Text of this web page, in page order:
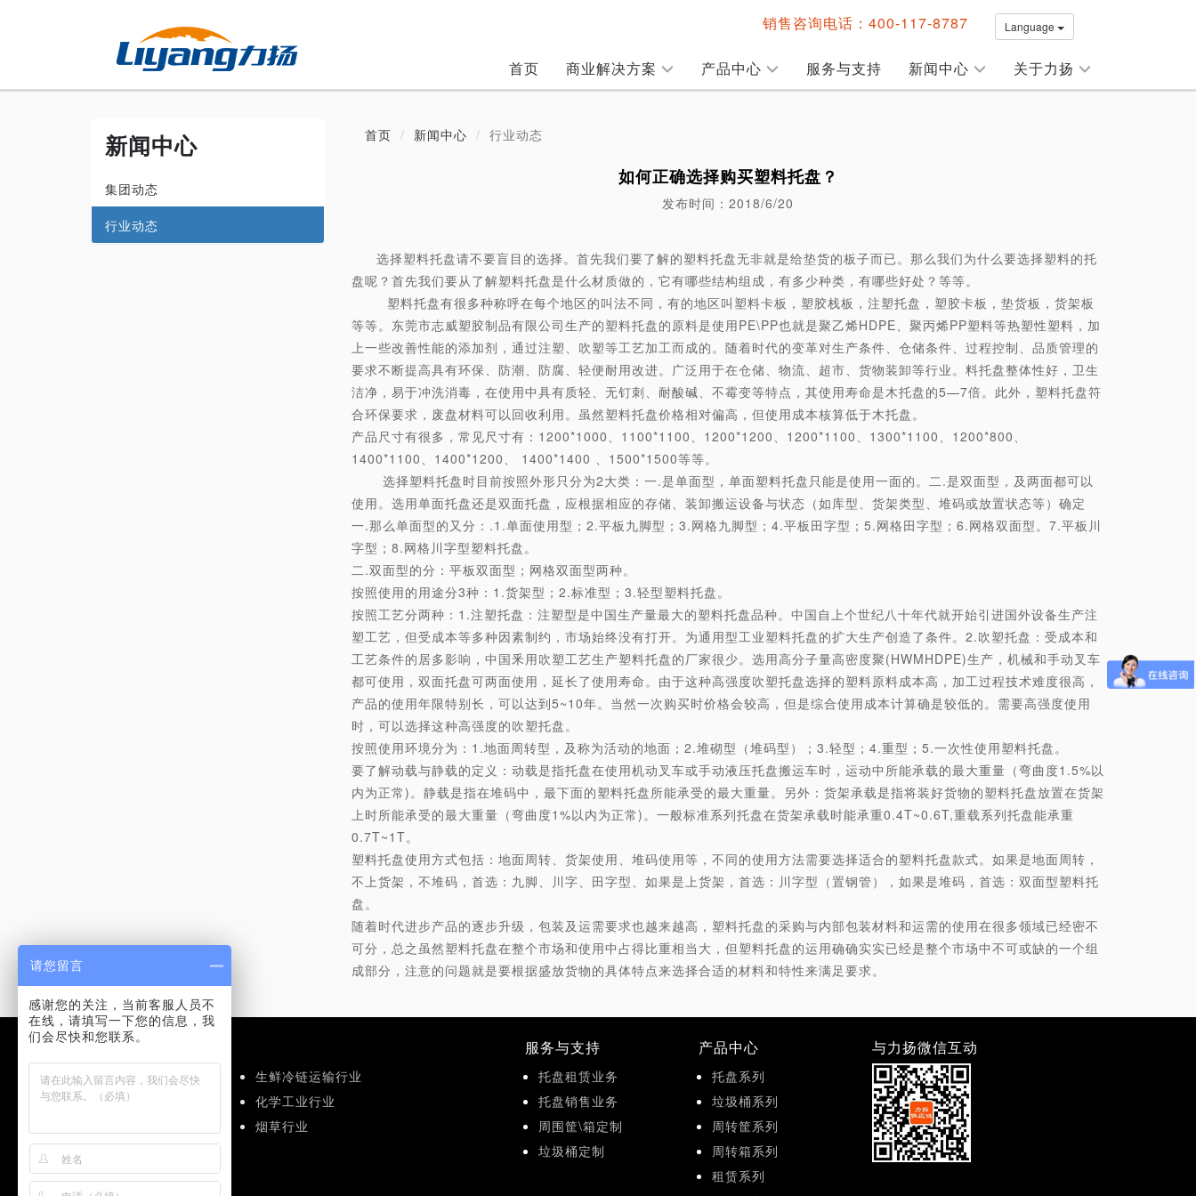
销售咨询电话：400-117-8787 Language
首页 商业解决方案 产品中心 服务与支持 新闻中心 关于力扬
新闻中心
集团动态
行业动态
首页 新闻中心 行业动态
如何正确选择购买塑料托盘？
发布时间：2018/6/20
选择塑料托盘请不要盲目的选择。首先我们要了解的塑料托盘无非就是给垫货的板子而已。那么我们为什么要选择塑料的托
盘呢？首先我们要从了解塑料托盘是什么材质做的，它有哪些结构组成，有多少种类，有哪些好处？等等。
塑料托盘有很多种称呼在每个地区的叫法不同，有的地区叫塑料卡板，塑胶栈板，注塑托盘，塑胶卡板，垫货板，货架板
等等。东莞市志威塑胶制品有限公司生产的塑料托盘的原料是使用PE\PP也就是聚乙烯HDPE、聚丙烯PP塑料等热塑性塑料，加
上一些改善性能的添加剂，通过注塑、吹塑等工艺加工而成的。随着时代的变革对生产条件、仓储条件、过程控制、品质管理的
要求不断提高具有环保、防潮、防腐、轻便耐用改进。广泛用于在仓储、物流、超市、货物装卸等行业。料托盘整体性好，卫生
洁净，易于冲洗消毒，在使用中具有质轻、无钉刺、耐酸碱、不霉变等特点，其使用寿命是木托盘的5—7倍。此外，塑料托盘符
合环保要求，废盘材料可以回收利用。虽然塑料托盘价格相对偏高，但使用成本核算低于木托盘。
产品尺寸有很多，常见尺寸有：1200*1000、1100*1100、1200*1200、1200*1100、1300*1100、1200*800、
1400*1100、1400*1200、 1400*1400 、1500*1500等等。
选择塑料托盘时目前按照外形只分为2大类：一.是单面型，单面塑料托盘只能是使用一面的。二.是双面型，及两面都可以
使用。选用单面托盘还是双面托盘，应根据相应的存储、装卸搬运设备与状态（如库型、货架类型、堆码或放置状态等）确定
一.那么单面型的又分：.1.单面使用型；2.平板九脚型；3.网格九脚型；4.平板田字型；5.网格田字型；6.网格双面型。7.平板川
字型；8.网格川字型塑料托盘。
二.双面型的分：平板双面型；网格双面型两种。
按照使用的用途分3种：1.货架型；2.标准型；3.轻型塑料托盘。
按照工艺分两种：1.注塑托盘：注塑型是中国生产量最大的塑料托盘品种。中国自上个世纪八十年代就开始引进国外设备生产注
塑工艺，但受成本等多种因素制约，市场始终没有打开。为通用型工业塑料托盘的扩大生产创造了条件。2.吹塑托盘：受成本和
工艺条件的居多影响，中国釆用吹塑工艺生产塑料托盘的厂家很少。选用高分子量高密度聚(HWMHDPE)生产，机械和手动叉车
都可使用，双面托盘可两面使用，延长了使用寿命。由于这种高强度吹塑托盘选择的塑料原料成本高，加工过程技术难度很高，
产品的使用年限特别长，可以达到5~10年。当然一次购买时价格会较高，但是综合使用成本计算确是较低的。需要高强度使用
时，可以选择这种高强度的吹塑托盘。
按照使用环境分为：1.地面周转型，及称为活动的地面；2.堆砌型（堆码型）；3.轻型；4.重型；5.一次性使用塑料托盘。
要了解动载与静载的定义：动载是指托盘在使用机动叉车或手动液压托盘搬运车时，运动中所能承载的最大重量（弯曲度1.5%以
内为正常)。静载是指在堆码中，最下面的塑料托盘所能承受的最大重量。另外：货架承载是指将装好货物的塑料托盘放置在货架
上时所能承受的最大重量（弯曲度1%以内为正常)。一般标准系列托盘在货架承载时能承重0.4T~0.6T,重载系列托盘能承重
0.7T~1T。
塑料托盘使用方式包括：地面周转、货架使用、堆码使用等，不同的使用方法需要选择适合的塑料托盘款式。如果是地面周转，
不上货架，不堆码，首选：九脚、川字、田字型、如果是上货架，首选：川字型（置钢管），如果是堆码，首选：双面型塑料托
盘。
随着时代进步产品的逐步升级，包装及运需要求也越来越高，塑料托盘的采购与内部包装材料和运需的使用在很多领域已经密不
可分，总之虽然塑料托盘在整个市场和使用中占得比重相当大，但塑料托盘的运用确确实实已经是整个市场中不可或缺的一个组
成部分，注意的问题就是要根据盛放货物的具体特点来选择合适的材料和特性来满足要求。
应用解决方案
食品饮料运输行业
生鲜冷链运输行业
仓储物流行业
化学工业行业
烟草行业
服务与支持
托盘租赁业务
托盘销售业务
周围筐\箱定制
垃圾桶定制
产品中心
托盘系列
垃圾桶系列
周转筐系列
周转箱系列
租赁系列
与力扬微信互动
请您留言
感谢您的关注，当前客服人员不
在线，请填写一下您的信息，我
们会尽快和您联系。